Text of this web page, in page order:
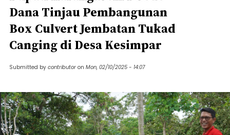
Dana Tinjau Pembangunan
Box Culvert Jembatan Tukad
Canging di Desa Kesimpar
Submitted by contributor on Mon, 02/10/2025 - 14:07